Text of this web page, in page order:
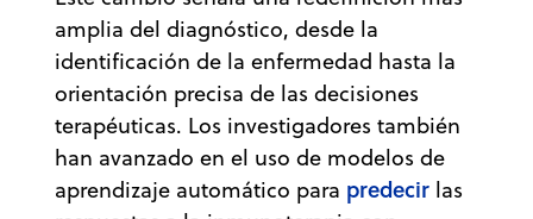
amplia del diagnóstico, desde la
identificación de la enfermedad hasta la
orientación precisa de las decisiones
terapéuticas. Los investigadores también
han avanzado en el uso de modelos de
aprendizaje automático para predecir las